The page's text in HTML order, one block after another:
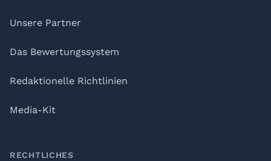
Unsere Partner
Das Bewertungssystem
Redaktionelle Richtlinien
Media-Kit
RECHTLICHES